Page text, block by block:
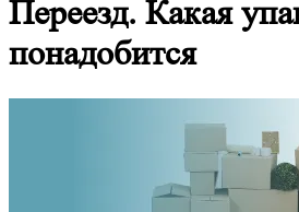
Переезд. Какая
понадобится